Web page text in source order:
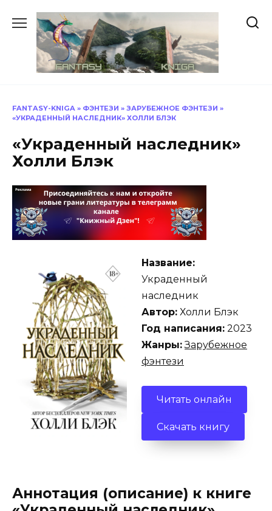
содержанию
FANTASY-KNIGA » ФЭНТЕЗИ » ЗАРУБЕЖНОЕ ФЭНТЕЗИ »
«УКРАДЕННЫЙ НАСЛЕДНИК» ХОЛЛИ БЛЭК
«Украденный наследник»
Холли Блэк
Название:
Украденный
наследник
Автор: Холли Блэк
Год написания: 2023
Жанры: Зарубежное
фэнтези
Читать онлайн
Скачать книгу
Аннотация (описание) к книге